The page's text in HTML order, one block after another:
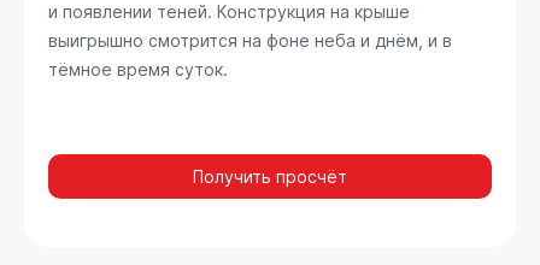
и появлении теней. Конструкция на крыше
выигрышно смотрится на фоне неба и днём, и в
тёмное время суток.
Получить просчёт